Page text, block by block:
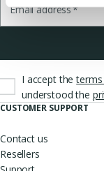
Email address*
I accept the
understood the
CUSTOMER SUPPORT
Contact us
Resellers